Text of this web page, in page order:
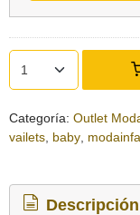
Categoría: Outlet
vailets baby
Descripción